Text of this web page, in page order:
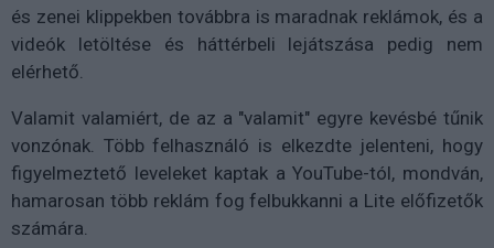
és zenei klippekben továbbra is maradnak reklámok, és a
videók letöltése és háttérbeli lejátszása pedig nem
elérhető.
Valamit valamiért, de az a "valamit" egyre kevésbé tűnik
vonzónak. Több felhasználó is elkezdte jelenteni, hogy
figyelmeztető leveleket kaptak a YouTube-tól, mondván,
hamarosan több reklám fog felbukkanni a Lite előfizetők
számára.